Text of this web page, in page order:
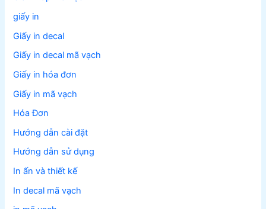
giấy in
Giấy in decal
Giấy in decal mã vạch
Giấy in hóa đơn
Giấy in mã vạch
Hóa Đơn
Hướng dẫn cài đặt
Hướng dẫn sử dụng
In ấn và thiết kế
In decal mã vạch